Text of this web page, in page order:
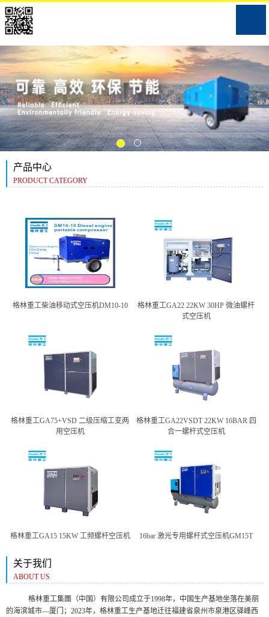
产品中心
PRODUCT CATEGORY
格林重工柴油移动式空压机DM10-10
格林重工GA22 22KW 30HP 微油螺杆
式空压机
格林重工GA75+VSD 二级压缩工变两
用空压机
格林重工GA22VSDT 22KW 16BAR 四
合一螺杆式空压机
格林重工GA15 15KW 工频螺杆空压机 16bar 激光专用螺杆式空压机GM15T
关于我们
ABOUT US
格林重工集團（中国）有限公司成立于1998年，中国生产基地坐落在美丽
的海滨城市—厦门
； 2023年，格林重工生产基地迁往福建省泉州市泉港区驿峰西